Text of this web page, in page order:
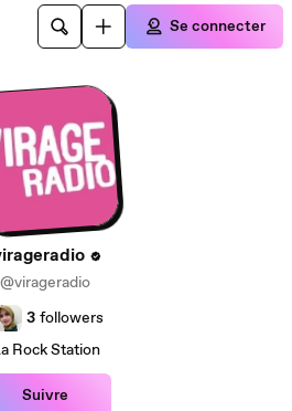
Se connecter
@virageradio
3 followers
Rock Station
Suivre